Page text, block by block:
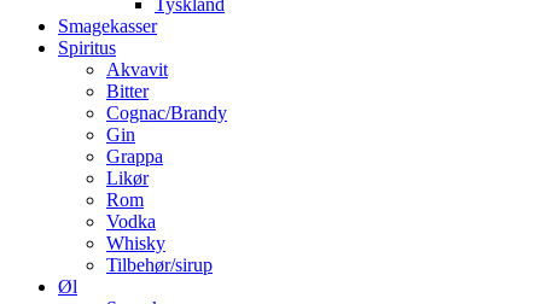
Smagekasser
Spiritus
Akvavit
Bitter
Cognac/Brandy
Gin
Grappa
Likør
Rom
Vodka
Whisky
Tilbehør/sirup
Øl